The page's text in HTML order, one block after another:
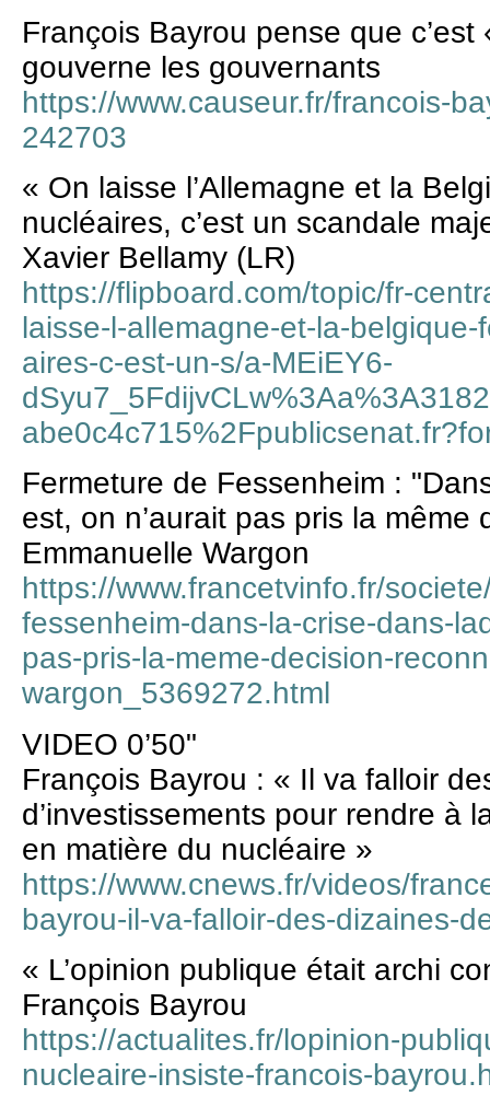
François Bayrou pense que c’est
gouverne les gouvernants
https://www.causeur.fr/francois-
242703
« On laisse l’Allemagne et la
nucléaires, c’est un scandale
Xavier Bellamy (LR)
https://flipboard.com/topic/fr-
laisse-l-allemagne-et-la-
aires-c-est-un-s/a-MEiEY6-
Fermeture de Fessenheim :
est, on n’aurait pas pris la même
Emmanuelle Wargon
https://www.francetvinfo.fr/
fessenheim-dans-la-crise-dans-
pas-pris-la-meme-decision-
wargon_5369272.html
VIDEO 0’50"
François Bayrou : « Il va falloir
d’investissements pour rendre à
en matière du nucléaire »
https://www.cnews.fr/videos/
bayrou-il-va-falloir-des-dizaines-
« L’opinion publique était archi
François Bayrou
https://actualites.fr/lopinion-
nucleaire-insiste-francois-